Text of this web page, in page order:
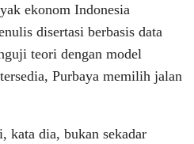
ekonom Indonesia
disertasi berbasis data
teori dengan model
Purbaya memilih jalan
kata dia, bukan sekadar